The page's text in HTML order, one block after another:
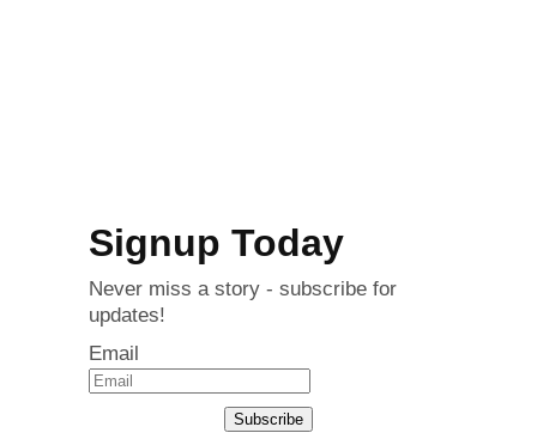
Signup Today
Never miss a story - subscribe for
updates!
Email
Subscribe